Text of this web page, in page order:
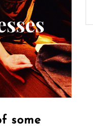
some